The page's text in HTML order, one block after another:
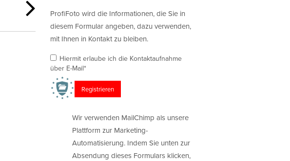
ProfiFoto wird die Informationen, die Sie in
diesem Formular angeben, dazu verwenden,
mit Ihnen in Kontakt zu bleiben.
Hiermit erlaube ich die Kontaktaufnahme
über E-Mail*
Wir verwenden MailChimp als unsere
Plattform zur Marketing-
Automatisierung. Indem Sie unten zur
Absendung dieses Formulars klicken,